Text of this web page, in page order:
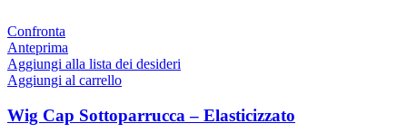
Confronta
Anteprima
Aggiungi alla lista dei desideri
Aggiungi al carrello
Wig Cap Sottoparrucca – Elasticizzato